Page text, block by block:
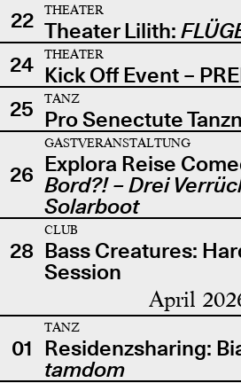
22
THEATER
Theater Lilith:
24
THEATER
Kick Off Event –
25
TANZ
Pro Senectute
26
GASTVERANSTALTUNG
Explora Reise
Bord?! – Drei
Solarboot
28
CLUB
Bass Creatures:
Session
April
01
TANZ
Residenzsharing:
tamdom